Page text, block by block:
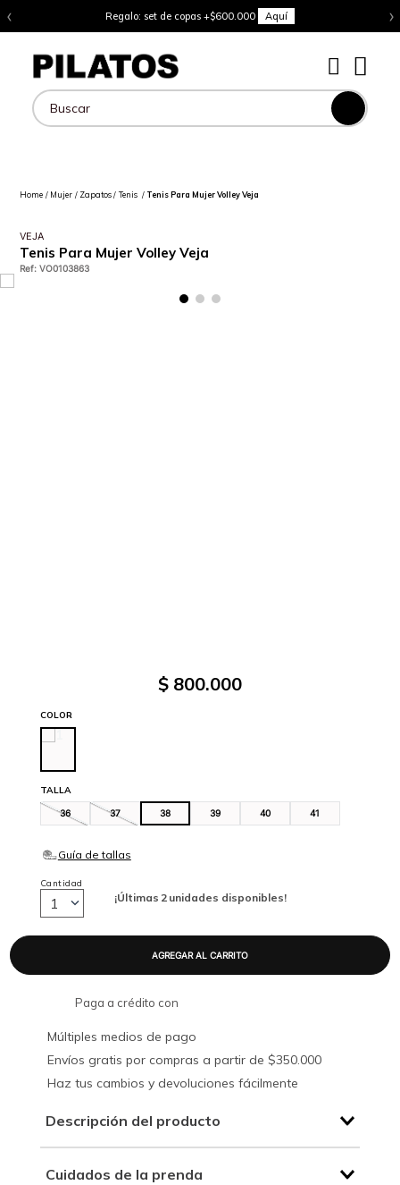
‹ Regalo: set de copas +$600.000 Aquí ›
Buscar
Mujer Zapatos Tenis Tenis Para Mujer Volley Veja
VEJA
Tenis Para Mujer Volley Veja
Ref:VO0103863
$ 800.000
TALLA
36 37 38 39 40 41
COLOR
¡Últimas 2 unidades disponibles!
Cantidad
1
Paga a crédito con
Múltiples medios de pago
Envíos gratis por compras a partir de $350.000
Haz tus cambios y devoluciones fácilmente
Descripción del producto
Cuidados de la prenda